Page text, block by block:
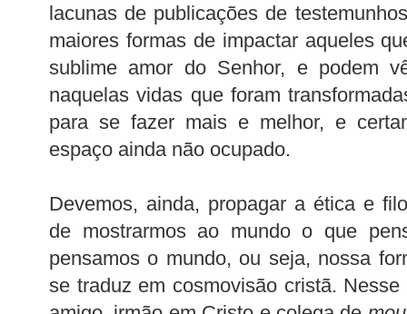
lacunas de publicações de
maiores formas de impactar aqueles
sublime amor do Senhor, e podem
naquelas vidas que foram
para se fazer mais e melhor, e
espaço ainda não ocupado.
Devemos, ainda, propagar a ética e
de mostrarmos ao mundo o que
pensamos o mundo, ou seja, nossa
se traduz em cosmovisão cristã.